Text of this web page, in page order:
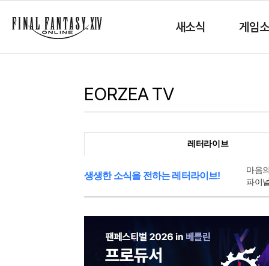
새소식 게임
EORZEA TV
레터라이브
생생한 소식을 전하는 레터라이브!
마음
파이